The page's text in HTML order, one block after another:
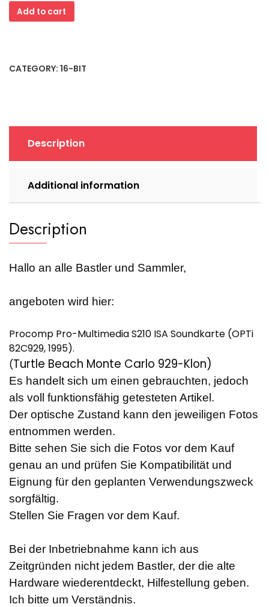
Procomp
Pro-
ISA
1995)
quantity
Add to cart
CATEGORY: 16-BIT
Description
Additional information
Description
Hallo an alle Bastler und Sammler,
angeboten wird hier:
Procomp Pro-Multimedia S210 ISA Soundkarte (OPTi
82C929, 1995).
(Turtle Beach Monte Carlo 929-Klon)
Es handelt sich um einen gebrauchten, jedoch
als voll funktionsfähig getesteten Artikel.
Der optische Zustand kann den jeweiligen Fotos
entnommen werden.
Bitte sehen Sie sich die Fotos vor dem Kauf
genau an und prüfen Sie Kompatibilität und
Eignung für den geplanten Verwendungszweck
sorgfältig.
Stellen Sie Fragen vor dem Kauf.
Bei der Inbetriebnahme kann ich aus
Zeitgründen nicht jedem Bastler, der die alte
Hardware wiederentdeckt, Hilfestellung geben.
Ich bitte um Verständnis.